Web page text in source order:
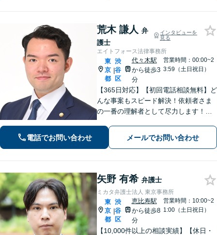
荒木 謙人 弁
護士
インタビューを
見る
エイトフォース法律事務所
東
京
都
|
渋
谷
区
代々木駅
から徒歩3
分
営業時間：00:00~2
3:59（土日祝日）
【365日対応】【初回電話相談無料】ど
んな事案もスピード解決！依頼者さま
の一番の理解者として尽力します！注
題／インターネット／男女問題／相続
／債権回収／不動産／企業法務など
電話でお問い合わせ メールでお問い合わせ
矢野 有希 弁護士
ミカタ弁護士法人 東京事務所
東
京
都
|
渋
谷
区
恵比寿駅
から徒歩8
分
営業時間：10:00~2
1:00（土日祝日）
【10,000件以上の相談実績】【休日・